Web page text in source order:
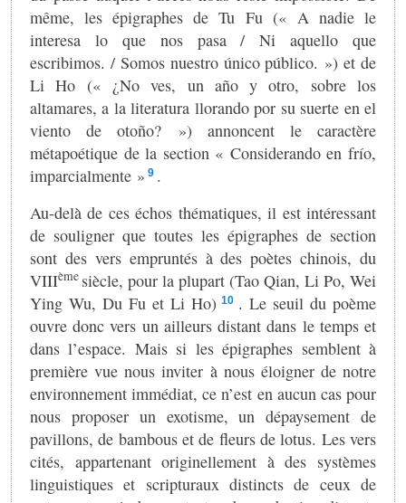
même, les épigraphes de Tu Fu (« A nadie le
interesa lo que nos pasa / Ni aquello que
escribimos. / Somos nuestro único público. ») et de
Li Ho (« ¿No ves, un año y otro, sobre los
altamares, a la literatura llorando por su suerte en el
viento de otoño? ») annoncent le caractère
métapoétique de la section « Considerando en frío,
imparcialmente » 9 .
Au-delà de ces échos thématiques, il est intéressant
de souligner que toutes les épigraphes de section
sont des vers empruntés à des poètes chinois, du
VIIIème siècle, pour la plupart (Tao Qian, Li Po, Wei
Ying Wu, Du Fu et Li Ho) 10 . Le seuil du poème
ouvre donc vers un ailleurs distant dans le temps et
dans l’espace. Mais si les épigraphes semblent à
première vue nous inviter à nous éloigner de notre
environnement immédiat, ce n’est en aucun cas pour
nous proposer un exotisme, un dépaysement de
pavillons, de bambous et de fleurs de lotus. Les vers
cités, appartenant originellement à des systèmes
linguistiques et scripturaux distincts de ceux de